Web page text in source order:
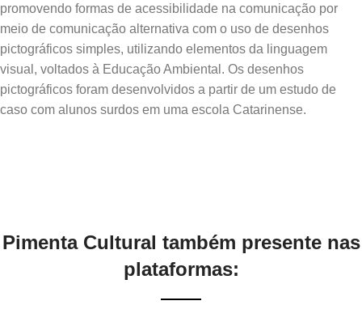
promovendo formas de acessibilidade na comunicação por
meio de comunicação alternativa com o uso de desenhos
pictográficos simples, utilizando elementos da linguagem
visual, voltados à Educação Ambiental. Os desenhos
pictográficos foram desenvolvidos a partir de um estudo de
Pimenta Cultural também presente nas
plataformas: